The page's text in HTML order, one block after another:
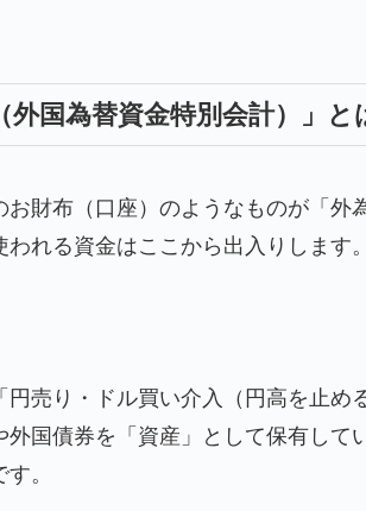
外国為替資金特別会計）」と
財布（口座）のようなものが「外
れる資金はここから出入りします。
円売り・ドル買い介入（円高を止め
国債券を「資産」として保有して
。